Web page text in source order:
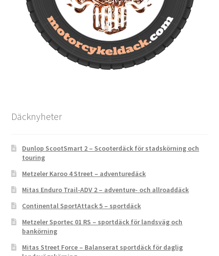
Däcknyheter
Dunlop ScootSmart 2 – Scooterdäck för stadskörning och
touring
Metzeler Karoo 4 Street – adventuredäck
Mitas Enduro Trail-ADV 2 – adventure- och allroaddäck
Continental SportAttack 5 – sportdäck
Metzeler Sportec 01 RS – sportdäck för landsväg och
bankörning
Mitas Street Force – Balanserat sportdäck för daglig